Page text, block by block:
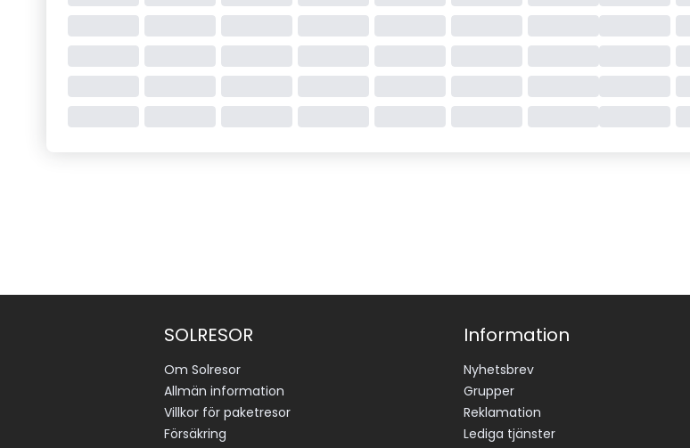
SOLRESOR
Om Solresor
Allmän information
Villkor för paketresor
Försäkring
Information
Nyhetsbrev
Grupper
Reklamation
Lediga tjänster